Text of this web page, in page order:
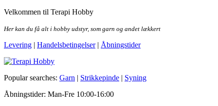
Skip
the
Velkommen til Terapi Hobby
Her kan du få alt i hobby udstyr, som garn og andet lækkert
Levering | Handelsbetingelser| Åbningstider
Terapi Hobby
Popular searches: Garn | Strikkepinde | Syning
Åbningstider: Man-Fre 10:00-16:00